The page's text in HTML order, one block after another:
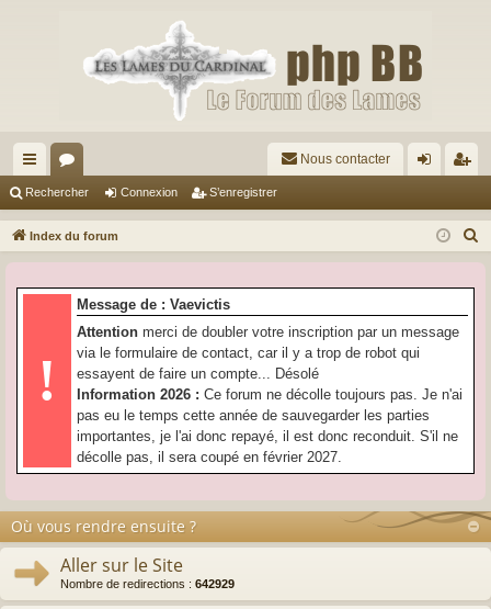
cc
ès
pi
or
u
s
Nous contacter
ne
on
nr
ist
Rechercher Connexion S’enregistrer
Index du forum
!
Message de : Vaevictis
Attention merci de doubler votre inscription par un message
via le formulaire de contact, car il y a trop de robot qui
essayent de faire un compte... Désolé
Information 2026 : Ce forum ne décolle toujours pas. Je n'ai
pas eu le temps cette année de sauvegarder les parties
importantes, je l'ai donc repayé, il est donc reconduit. S'il ne
décolle pas, il sera coupé en février 2027.
Où vous rendre ensuite ?
Aller sur le Site
Nombre de redirections : 642929